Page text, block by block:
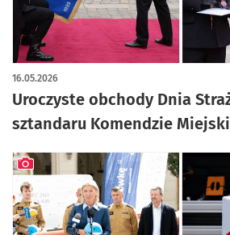
Uroczyste obchody Dnia
sztandaru Komendzie
16.05.2026
artykuł z galerią zdjęć